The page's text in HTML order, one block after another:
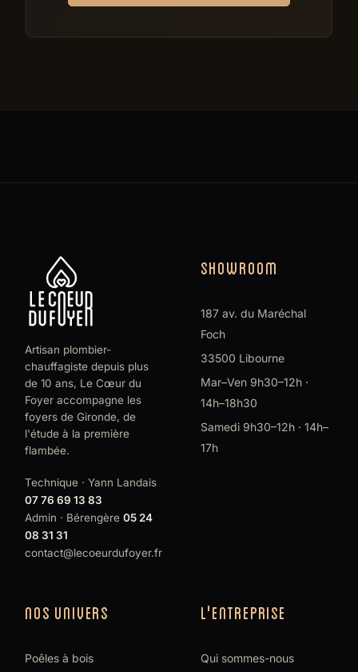
Artisan plombier-
chauffagiste depuis plus
de 10 ans, Le Cœur du
Foyer accompagne les
foyers de Gironde, de
l'étude à la première
flambée.
Technique · Yann Landais
07 76 69 13 83
Admin · Bérengère05 24
08 31 31
contact@lecoeurdufoyer.fr
SHOWROOM
187 av. du Maréchal
Foch
33500 Libourne
Mar–Ven 9h30–12h ·
14h–18h30
Samedi 9h30–12h · 14h–
17h
NOS UNIVERS
Poêles à bois
L'ENTREPRISE
Qui sommes-nous